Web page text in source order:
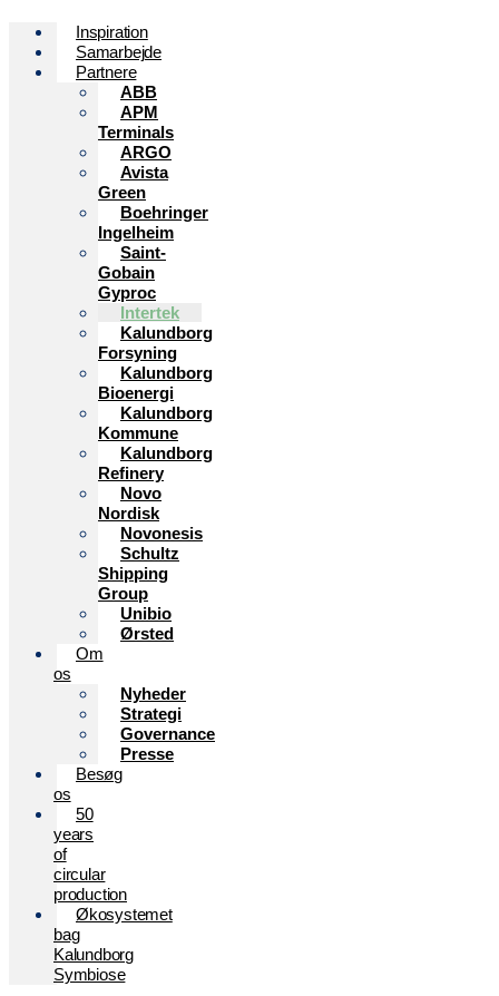
Inspiration
Samarbejde
Partnere
ABB
APM
Terminals
ARGO
Avista
Green
Boehringer
Ingelheim
Saint-
Gobain
Gyproc
Intertek
Kalundborg
Forsyning
Kalundborg
Bioenergi
Kalundborg
Kommune
Kalundborg
Refinery
Novo
Nordisk
Novonesis
Schultz
Shipping
Group
Unibio
Ørsted
Om
os
Nyheder
Strategi
Governance
Presse
Besøg
os
50
years
of
circular
production
Økosystemet
bag
Kalundborg
Symbiose